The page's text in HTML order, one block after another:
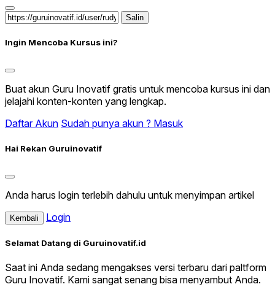
Salin
Ingin Mencoba Kursus ini?
Buat akun Guru Inovatif gratis untuk mencoba kursus ini dan
jelajahi konten-konten yang lengkap.
Daftar Akun Sudah punya akun ? Masuk
Hai Rekan Guruinovatif
Anda harus login terlebih dahulu untuk menyimpan artikel
Kembali Login
Selamat Datang di Guruinovatif.id
Saat ini Anda sedang mengakses versi terbaru dari paltform
Guru Inovatif. Kami sangat senang bisa menyambut Anda.